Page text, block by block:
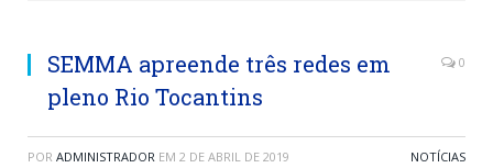
SEMMA apreende três redes em
pleno Rio Tocantins
0
POR ADMINISTRADOR EM 2 DE ABRIL DE 2019 NOTÍCIAS